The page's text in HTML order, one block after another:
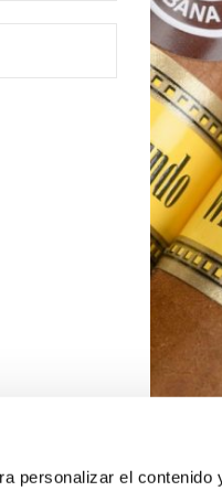
personalizar el